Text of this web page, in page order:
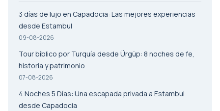
3 días de lujo en Capadocia: Las mejores experiencias
desde Estambul
09-08-2026
Tour bíblico por Turquía desde Ürgüp: 8 noches de fe,
historia y patrimonio
07-08-2026
4 Noches 5 Días: Una escapada privada a Estambul
desde Capadocia